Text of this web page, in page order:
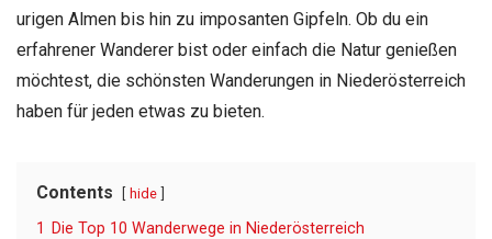
urigen Almen bis hin zu imposanten Gipfeln. Ob du ein
erfahrener Wanderer bist oder einfach die Natur genießen
möchtest, die schönsten Wanderungen in Niederösterreich
haben für jeden etwas zu bieten.
Contents hide
1
Die Top 10 Wanderwege in Niederösterreich